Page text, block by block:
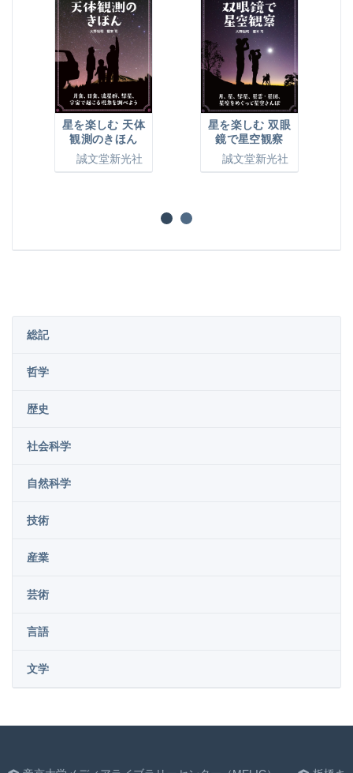
星を楽しむ 天体
観測のきほん
誠文堂新光社
星を楽しむ 双眼
鏡で星空観察
誠文堂新光社
総記
哲学
歴史
社会科学
自然科学
技術
産業
芸術
言語
文学